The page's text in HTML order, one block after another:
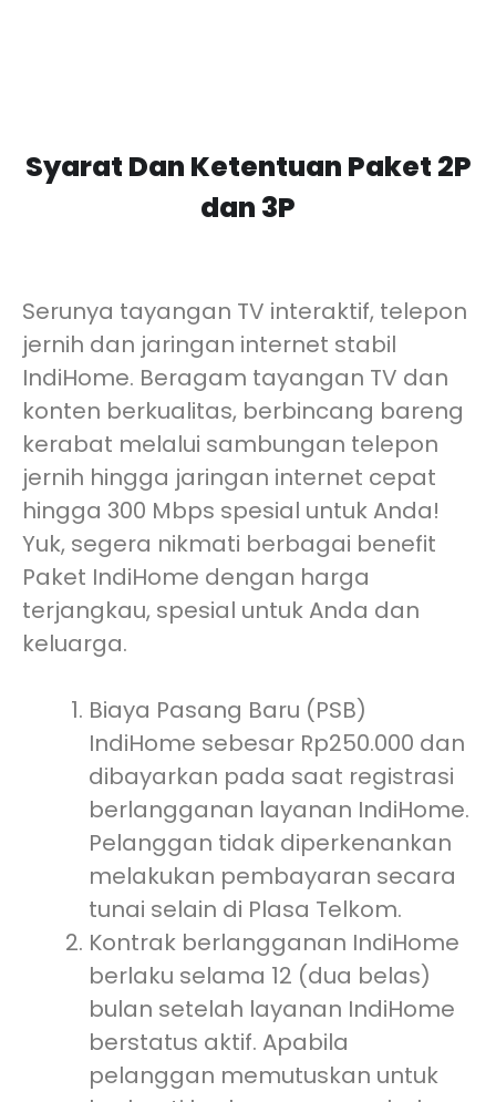
Syarat Dan Ketentuan Paket 2P
dan 3P
Serunya tayangan TV interaktif, telepon
jernih dan jaringan internet stabil
IndiHome. Beragam tayangan TV dan
konten berkualitas, berbincang bareng
kerabat melalui sambungan telepon
jernih hingga jaringan internet cepat
hingga 300 Mbps spesial untuk Anda!
Yuk, segera nikmati berbagai benefit
Paket IndiHome dengan harga
terjangkau, spesial untuk Anda dan
keluarga.
Biaya Pasang Baru (PSB)
IndiHome sebesar Rp250.000 dan
dibayarkan pada saat registrasi
berlangganan layanan IndiHome.
Pelanggan tidak diperkenankan
melakukan pembayaran secara
tunai selain di Plasa Telkom.
Kontrak berlangganan IndiHome
berlaku selama 12 (dua belas)
bulan setelah layanan IndiHome
berstatus aktif. Apabila
pelanggan memutuskan untuk